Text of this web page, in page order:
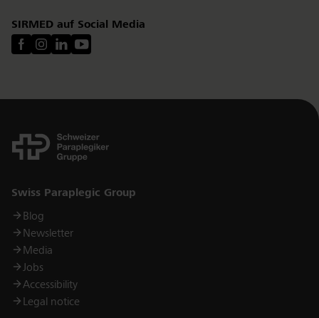
SIRMED auf Social Media
Links
Swiss Paraplegic Group
Blog
Newsletter
Media
Jobs
Accessibility
Legal notice